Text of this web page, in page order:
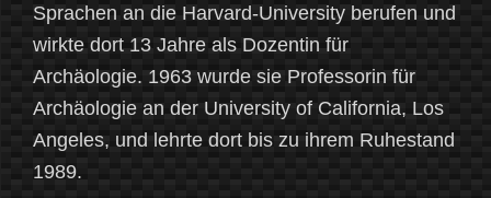
Sprachen an die Harvard-University berufen und
wirkte dort 13 Jahre als Dozentin für
Archäologie. 1963 wurde sie Professorin für
Archäologie an der University of California, Los
Angeles, und lehrte dort bis zu ihrem Ruhestand
1989.